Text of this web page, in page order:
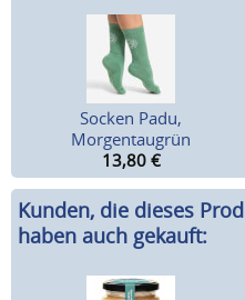
Socken Padu,
Morgentaugrün
13,80 €
Kunden, die dieses
haben auch gekauft: